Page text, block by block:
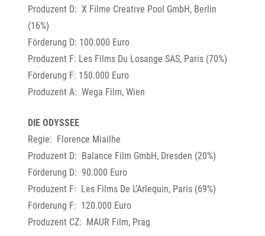
Produzent D: X Filme Creative Pool GmbH, Berlin
(16%)
Förderung D: 100.000 Euro
Produzent F: Les Films Du Losange SAS, Paris (70%)
Förderung F: 150.000 Euro
Produzent A: Wega Film, Wien
DIE ODYSSEE
Regie: Florence Miailhe
Produzent D: Balance Film GmbH, Dresden (20%)
Förderung D: 90.000 Euro
Produzent F: Les Films De L’Arlequin, Paris (69%)
Förderung F: 120.000 Euro
Produzent CZ: MAUR Film, Prag